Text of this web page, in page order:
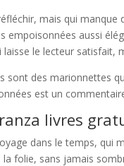
mais qui
empoisonnées aussi
laisse le lecteur satisfait,
sont des marionnettes
est un
livres
dans le temps, qui
folie, sans jamais